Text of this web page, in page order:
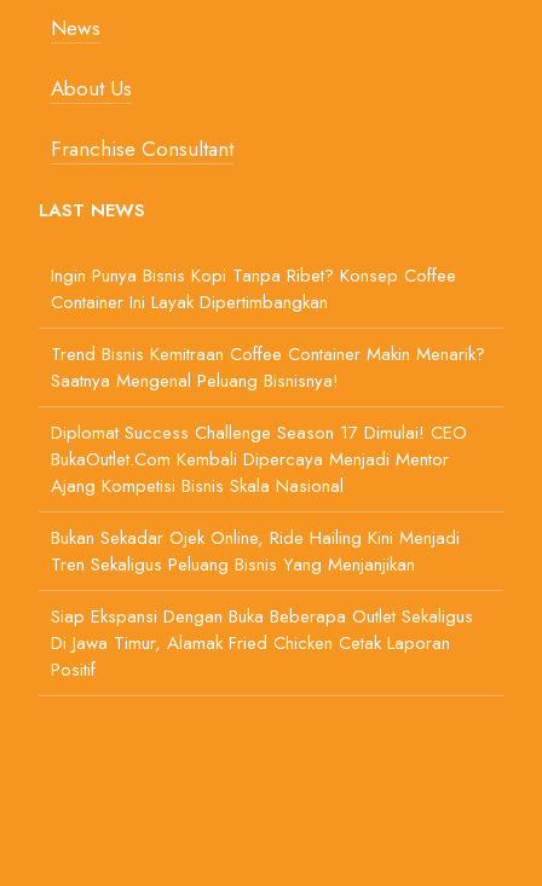
News
About Us
Franchise Consultant
LAST NEWS
Ingin Punya Bisnis Kopi Tanpa Ribet? Konsep Coffee
Container Ini Layak Dipertimbangkan
Trend Bisnis Kemitraan Coffee Container Makin Menarik?
Saatnya Mengenal Peluang Bisnisnya!
Diplomat Success Challenge Season 17 Dimulai! CEO
BukaOutlet.com Kembali Dipercaya Menjadi Mentor
Ajang Kompetisi Bisnis Skala Nasional
Bukan Sekadar Ojek Online, Ride Hailing Kini Menjadi
Tren Sekaligus Peluang Bisnis Yang Menjanjikan
Siap Ekspansi Dengan Buka Beberapa Outlet Sekaligus
Di Jawa Timur, Alamak Fried Chicken Cetak Laporan
Positif